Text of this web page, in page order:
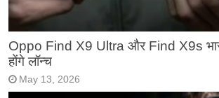
Oppo Find X9 Ultra और Find X9s
होंगे लॉन्च
May 13, 2026